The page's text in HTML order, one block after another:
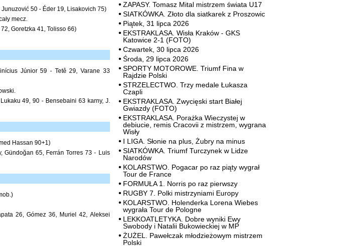
50 - Éder 19, Lisakovich 75)
mecz.
Goretzka 41, Tolisso 66)
Júnior 59 - Tetê 29, Varane 33
49, 90 - Bensebaini 63 karny, J.
Hassan 90+1)
Gündoğan 65, Ferrán Torres 73 - Luis
26, Gómez 36, Muriel 42, Aleksei
ZAPASY. Tomasz Mital mistrzem świata U17
SIATKÓWKA. Złoto dla siatkarek z Proszowic
Piątek, 31 lipca 2026
EKSTRAKLASA. Wisła Kraków - GKS
Katowice 2-1 (FOTO)
Czwartek, 30 lipca 2026
Środa, 29 lipca 2026
SPORTY MOTOROWE. Triumf Fina w
Rajdzie Polski
STRZELECTWO. Trzy medale Łukasza
Czapli
EKSTRAKLASA. Zwycięski start Białej
Gwiazdy (FOTO)
EKSTRAKLASA. Porażka Wieczystej w
debiucie, remis Cracovii z mistrzem, wygrana
Wisły
I LIGA. Słonie na plus, Żubry na minus
SIATKÓWKA. Triumf Turczynek w Lidze
Narodów
KOLARSTWO. Pogacar po raz piąty wygrał
Tour de France
FORMUŁA 1. Norris po raz pierwszy
RUGBY 7. Polki mistrzyniami Europy
KOLARSTWO. Holenderka Lorena Wiebes
wygrała Tour de Pologne
LEKKOATLETYKA. Dobre wyniki Ewy
Swobody i Natalii Bukowieckiej w MP
ŻUŻEL. Pawełczak młodzieżowym mistrzem
Polski